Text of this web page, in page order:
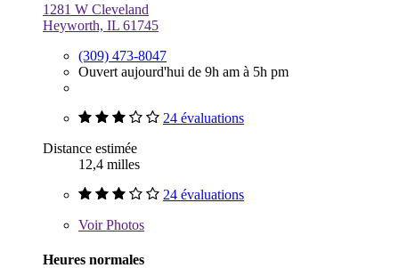
1281 W Cleveland
Heyworth, IL 61745
(309) 473-8047
Ouvert aujourd'hui de 9h am à 5h pm
24 évaluations
Distance estimée
12,4 milles
24 évaluations
VoirPhotos
Heures normales